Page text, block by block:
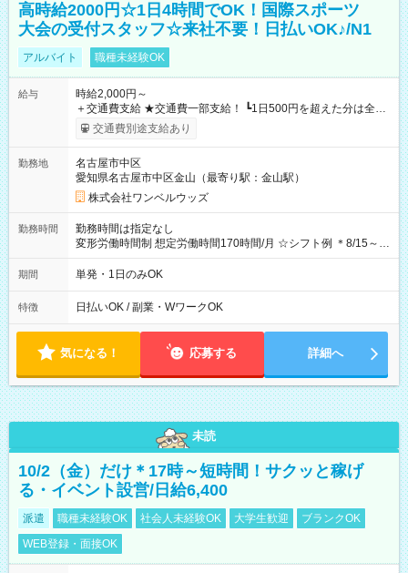
高時給2000円☆1日4時間でOK！国際スポーツ
大会の受付スタッフ☆来社不要！日払いOK♪/N1
アルバイト 職種未経験OK
給与
時給2,000円～
＋交通費支給 ★交通費一部支給！ ┗1日500円を超えた分は全額
支給！ ※往復500円以内の方は自己負担となります ★日払い
OK！（規定あり） ┗働いたその日に現金GET♪ お仕事後はコン
期間なし
交通費別途支給あり
勤務地
名古屋市中区
愛知県名古屋市中区金山（最寄り駅：金山駅）
株式会社ワンベルウッズ
勤務時間
勤務時間は指定なし
変形労働時間制 想定労働時間170時間/月 ☆シフト例 ＊8/15～
10/26 全日共通 08：00～12：00 17：00～21：00 ＊8/31
～9/19のみ下記シフトもあります！ 12：00～16：00 ＊9/6～
00
期間 単発・1日のみOK
特徴 日払いOK / 副業・WワークOK
気になる！ 応募する 詳細へ
未読
10/2（金）だけ＊17時～短時間！サクッと稼げ
る・イベント設営/日給6,400
派遣 職種未経験OK 社会人未経験OK 大学生歓迎
ブランクOK
WEB登録・面接OK